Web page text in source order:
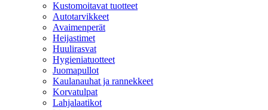
Kustomoitavat tuotteet
Autotarvikkeet
Avaimenperät
Heijastimet
Huulirasvat
Hygieniatuotteet
Juomapullot
Kaulanauhat ja rannekkeet
Korvatulpat
Lahjalaatikot